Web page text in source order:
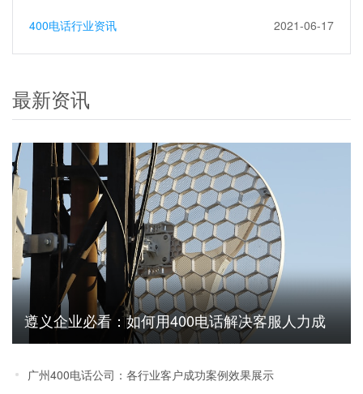
400电话行业资讯 2021-06-17
最新资讯
遵义企业必看：如何用400电话解决客服人力成
本高问题
广州400电话公司：各行业客户成功案例效果展示